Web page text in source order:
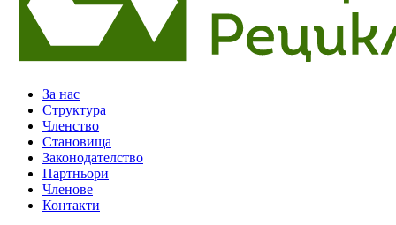
За нас
Структура
Членство
Становища
Законодателство
Партньори
Членове
Контакти